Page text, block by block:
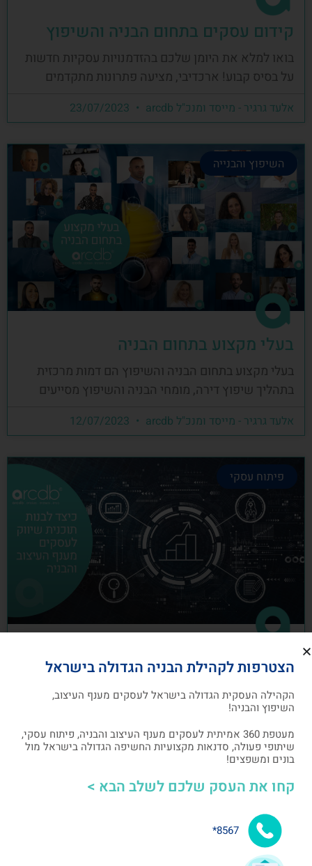
קידום עסקים בתחום הבניה והשיפוץ
בואו למלא את היומן שלכם בהזדמנויות עסקיות חדשות
על בסיס קבוע! ארכדיבי, מציעה פתרונות מתקדמים
אלעד גרגיר - מייסד ומנכ"ל arcdb
השיפוץ והבנייה
בעלי מקצוע בתחום הבניה
בעלי מקצוע בתחום הבניה והשיפוץ הם דמות מרכזית
בתהליך שיפוץ דירה, מומחי הבניה והשיפוץ מסייעים
אלעד גרגיר - מייסד ומנכ"ל arcdb
פיתוח עסקי
כיצד לבנות תוכנית שיווק לעסקים מענף
העיצוב והבניה
תוכנית שיווק הנה תוכנית כתובה, המהווה מפת דרכים
אלעד גרגיר - מייסד ומנכ"ל arcdb 05/07/2023
הצטרפות לקהילת הבניה הגדולה בישראל
הקהילה העסקית הגדולה בישראל לעסקים מענף העיצוב,
השיפוץ והבניה!
מעטפת 360 אמיתית לעסקים מענף העיצוב והבניה, פיתוח עסקי,
שיתופי פעולה, סדנאות מקצועיות החשיפה הגדולה בישראל מול
בונים ומשפצים!
קחו את העסק שלכם לשלב הבא >
8567*